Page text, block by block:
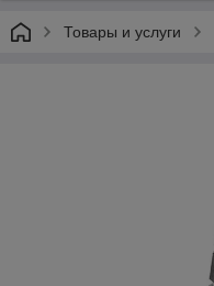
Товары и услуги